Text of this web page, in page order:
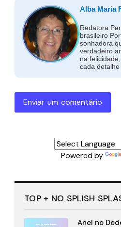
Alba Maria
Redatora
brasileiro
sonhadora
verdadeiro
na
cada detalhe
Enviar um comentário
Powered by
TOP + NO SPLISH
Anel no